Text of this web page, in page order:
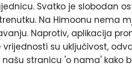
Svatko je slobodan
Na Himoonu nema
Naprotiv, aplikacija
su uključivost,
stranicu 'o nama' kako